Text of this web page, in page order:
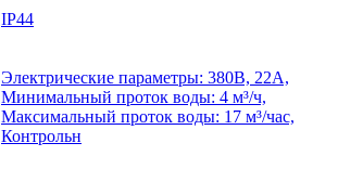
IP44
Электрические параметры: 380В, 22А,
Минимальный проток воды: 4 м³/ч,
Максимальный проток воды: 17 м³/час,
Контрольн